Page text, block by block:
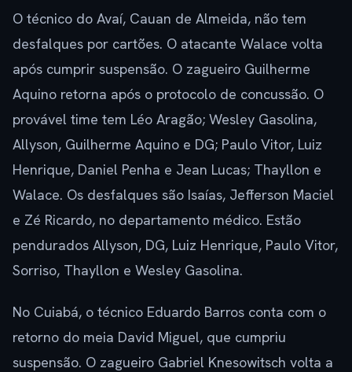
O técnico do Avaí, Cauan de Almeida, não tem
desfalques por cartões. O atacante Walace volta
após cumprir suspensão. O zagueiro Guilherme
Aquino retorna após o protocolo de concussão. O
provável time tem Léo Aragão; Wesley Gasolina,
Allyson, Guilherme Aquino e DG; Paulo Vitor, Luiz
Henrique, Daniel Penha e Jean Lucas; Thayllon e
Walace. Os desfalques são Isaías, Jefferson Maciel
e Zé Ricardo, no departamento médico. Estão
pendurados Allyson, DG, Luiz Henrique, Paulo Vitor,
Sorriso, Thayllon e Wesley Gasolina.
No Cuiabá, o técnico Eduardo Barros conta com o
retorno do meia David Miguel, que cumpriu
suspensão. O zagueiro Gabriel Knesowitsch volta a